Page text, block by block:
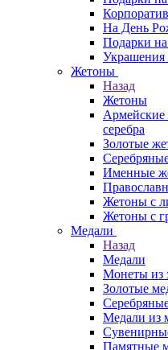
На День
Подарки
Украшения
Жетоны
Назад
Жетоны
Армейские
серебра
Золотые
Именные
Жетоны с
Жетоны с
Медали
Назад
Медали
Монеты из
Золотые
Медали из
Памятные